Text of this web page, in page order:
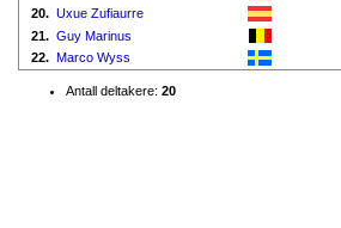
20. Uxue Zufiaurre
21. Guy Marinus
22. Marco Wyss
Antall deltakere: 20